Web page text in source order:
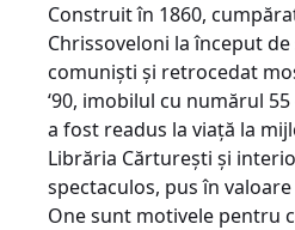
Construit în 1860,
Chrissoveloni la început
comunişti şi retrocedat
‘90, imobilul cu numărul
a fost readus la viaţă la
Librăria Cărtureşti şi
spectaculos, pus în
One sunt motivele pentru